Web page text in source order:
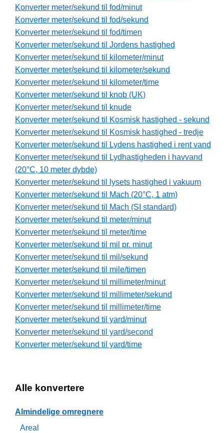
Konverter meter/sekund til fod/minut
Konverter meter/sekund til fod/sekund
Konverter meter/sekund til fod/timen
Konverter meter/sekund til Jordens hastighed
Konverter meter/sekund til kilometer/minut
Konverter meter/sekund til kilometer/sekund
Konverter meter/sekund til kilometer/time
Konverter meter/sekund til knob (UK)
Konverter meter/sekund til knude
Konverter meter/sekund til Kosmisk hastighed - sekund
Konverter meter/sekund til Kosmisk hastighed - tredje
Konverter meter/sekund til Lydens hastighed i rent vand
Konverter meter/sekund til Lydhastigheden i havvand
(20°C, 10 meter dybde)
Konverter meter/sekund til lysets hastighed i vakuum
Konverter meter/sekund til Mach (20°C, 1 atm)
Konverter meter/sekund til Mach (SI standard)
Konverter meter/sekund til meter/minut
Konverter meter/sekund til meter/time
Konverter meter/sekund til mil pr. minut
Konverter meter/sekund til mil/sekund
Konverter meter/sekund til mile/timen
Konverter meter/sekund til millimeter/minut
Konverter meter/sekund til millimeter/sekund
Konverter meter/sekund til millimeter/time
Konverter meter/sekund til yard/minut
Konverter meter/sekund til yard/second
Konverter meter/sekund til yard/time
Alle konvertere
Almindelige omregnere
Areal